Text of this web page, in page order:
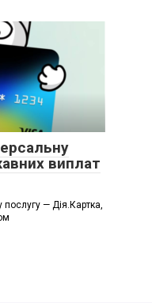
виплат
послугу — Дія.Картка,